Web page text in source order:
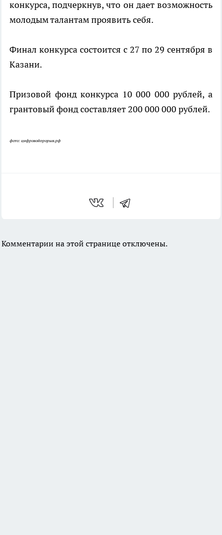
конкурса, подчеркнув, что он дает возможность
молодым талантам проявить себя.
Финал конкурса состоится с 27 по 29 сентября в
Казани.
Призовой фонд конкурса 10 000 000 рублей, а
грантовый фонд составляет 200 000 000 рублей.
фото: цифровойпрорыв.рф
Комментарии на этой странице отключены.